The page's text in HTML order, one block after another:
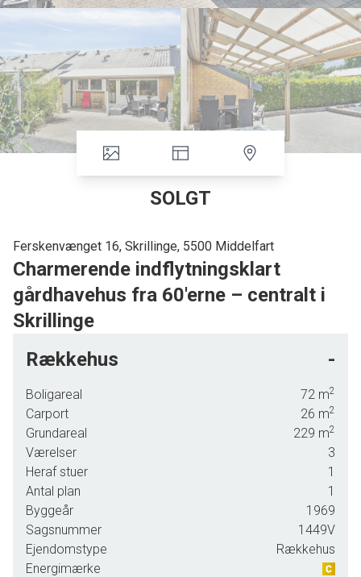
SOLGT
Ferskenvænget 16, Skrillinge, 5500 Middelfart
Charmerende indflytningsklart
gårdhavehus fra 60'erne – centralt i
Skrillinge
hyggeligt gårdhavehus med en planløsning, der passer perfekt
den spirende børnefamilie. Boligen er lys og nem at gå til, så du
kan flytte direkte ind og behøver ikke tage græsslåmaskinen
med, for gårdhaven er belagt med fliser.
Boligen ligger i et lukket kvarter med gårdhavehuse, trygge veje
og direkte adgang til et grønt område med legeplads og
kælkebakke via en grøn sti. Her er stille og fredeligt, og samtidig
ligger kvarteret centralt i byen, så der er nem adgang til det hele
- blandt andet er der få hundrede meter til indkøbsmuligheder,
offentlig transport og blot 1 km til Middelfart Friskole og
Rækkehus -
Boligareal 72 m2
Carport 26 m2
Grundareal 229 m2
Værelser
3
Heraf stuer
1
Antal plan
1
Byggeår
1969
Sagsnummer
1449V
Ejendomstype
Rækkehus
Energimærke